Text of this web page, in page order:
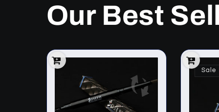
Our Best
Sale